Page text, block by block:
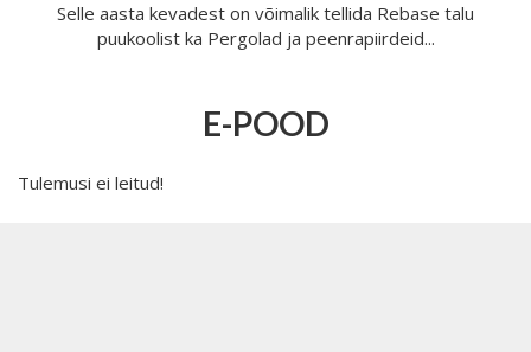
Selle aasta kevadest on võimalik tellida Rebase talu
puukoolist ka Pergolad ja peenrapiirdeid...
E-POOD
Tulemusi ei leitud!